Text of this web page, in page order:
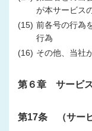
が本サービス
(15) 前各号の行為
行為
(16) その他、当社
第６章 サービ
第17条 （サービ